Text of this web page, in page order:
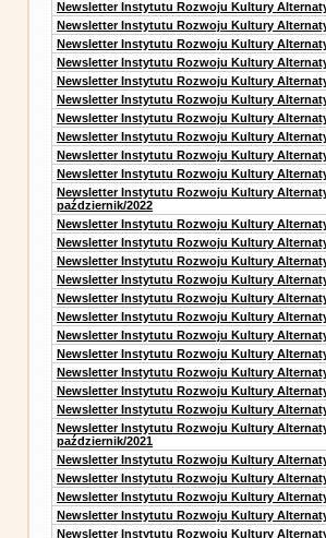
Newsletter Instytutu Rozwoju Kultury
Newsletter Instytutu Rozwoju Kultury
Newsletter Instytutu Rozwoju Kultury
Newsletter Instytutu Rozwoju Kultury
Newsletter Instytutu Rozwoju Kultury
Newsletter Instytutu Rozwoju Kultury
Newsletter Instytutu Rozwoju Kultury
Newsletter Instytutu Rozwoju Kultury
Newsletter Instytutu Rozwoju Kultury
Newsletter Instytutu Rozwoju Kultury
Newsletter Instytutu Rozwoju Kultury
październik/2022
Newsletter Instytutu Rozwoju Kultury
Newsletter Instytutu Rozwoju Kultury
Newsletter Instytutu Rozwoju Kultury
Newsletter Instytutu Rozwoju Kultury
Newsletter Instytutu Rozwoju Kultury
Newsletter Instytutu Rozwoju Kultury
Newsletter Instytutu Rozwoju Kultury
Newsletter Instytutu Rozwoju Kultury
Newsletter Instytutu Rozwoju Kultury
Newsletter Instytutu Rozwoju Kultury
Newsletter Instytutu Rozwoju Kultury
Newsletter Instytutu Rozwoju Kultury
październik/2021
Newsletter Instytutu Rozwoju Kultury
Newsletter Instytutu Rozwoju Kultury
Newsletter Instytutu Rozwoju Kultury
Newsletter Instytutu Rozwoju Kultury
Newsletter Instytutu Rozwoju Kultury